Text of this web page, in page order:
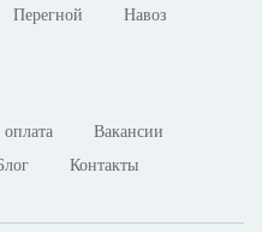
Перегной
Навоз
Вакансии
Контакты